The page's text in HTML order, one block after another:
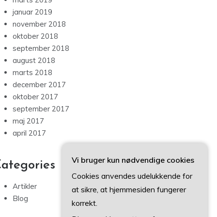
januar 2019
november 2018
oktober 2018
september 2018
august 2018
marts 2018
december 2017
oktober 2017
september 2017
maj 2017
april 2017
Artikler
Blog
Vi bruger kun nødvendige cookies
Cookies anvendes udelukkende for
at sikre, at hjemmesiden fungerer
korrekt.